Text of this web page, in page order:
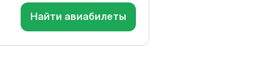
Найти авиабилеты